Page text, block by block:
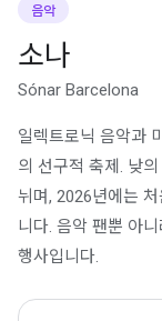
음악
소나
Sónar Barcelona
일렉트로닉 음악과
의 선구적 축제. 낮
뉘며, 2026년에는
니다. 음악 팬뿐 아
행사입니다.